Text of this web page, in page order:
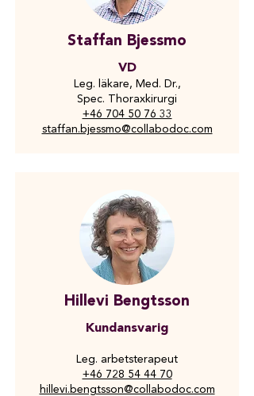
Staffan Bjessmo
VD
Leg. läkare, Med. Dr.,
Spec. Thoraxkirurgi
+46 704 50 76 33
staffan.bjessmo@collabodoc.com
Hillevi Bengtsson
Kundansvarig
Leg. arbetsterapeut
+46 728 54 44 70
hillevi.bengtsson@collabodoc.com